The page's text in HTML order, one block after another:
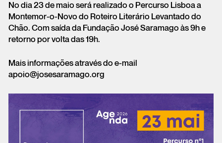
No dia 23 de maio será realizado o Percurso Lisboa a
Montemor-o-Novo do Roteiro Literário Levantado do
Chão. Com saída da Fundação José Saramago às 9h e
retorno por volta das 19h.
Mais informações através do e-mail
apoio@josesaramago.org